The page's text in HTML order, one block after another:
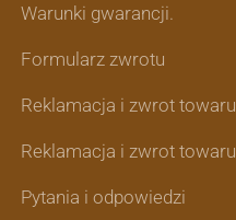
Warunki gwarancji.
Formularz zwrotu
Reklamacja i zwrot towaru
Reklamacja i zwrot towaru
Pytania i odpowiedzi